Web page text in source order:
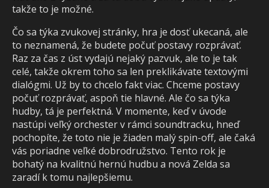
takže to je možné.
Čo sa týka zvukovej stránky, hra je dosť ukecaná, ale
to neznamená, že budete počuť postavy rozprávať.
Raz za čas z úst vydajú nejaký pazvuk, ale to je tak
celé, takže okrem toho sa len preklikávate textovými
dialógmi. Už by to chcelo fakt viac. Chceme postavy
počuť rozprávať, aspoň tie hlavné. Ale čo sa týka
hudby, tá je perfektná. V momente, keď v úvode
nastúpi veľký orchester v rámci soundtracku, hneď
pochopíte, že toto nie je žiaden malý spin-off, ale čaká
vás poriadne veľké dobrodružstvo. Tento rok je
bohatý na kvalitnú hernú hudbu a nová Zelda sa
zaradí k tomu najlepšiemu.